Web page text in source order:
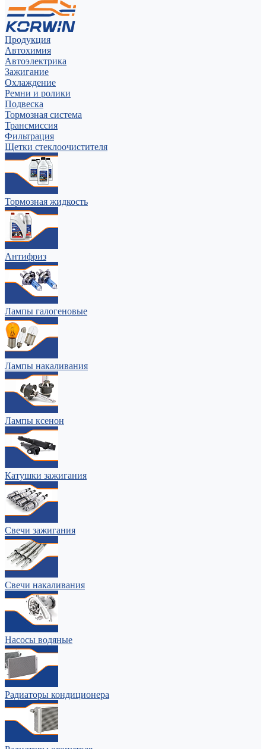
Продукция
Автохимия
Автоэлектрика
Зажигание
Охлаждение
Ремни и ролики
Подвеска
Тормозная система
Трансмиссия
Фильтрация
Щетки стеклоочистителя
Тормозная жидкость
Антифриз
Лампы галогеновые
Лампы накаливания
Лампы ксенон
Катушки зажигания
Свечи зажигания
Свечи накаливания
Насосы водяные
Радиаторы кондиционера